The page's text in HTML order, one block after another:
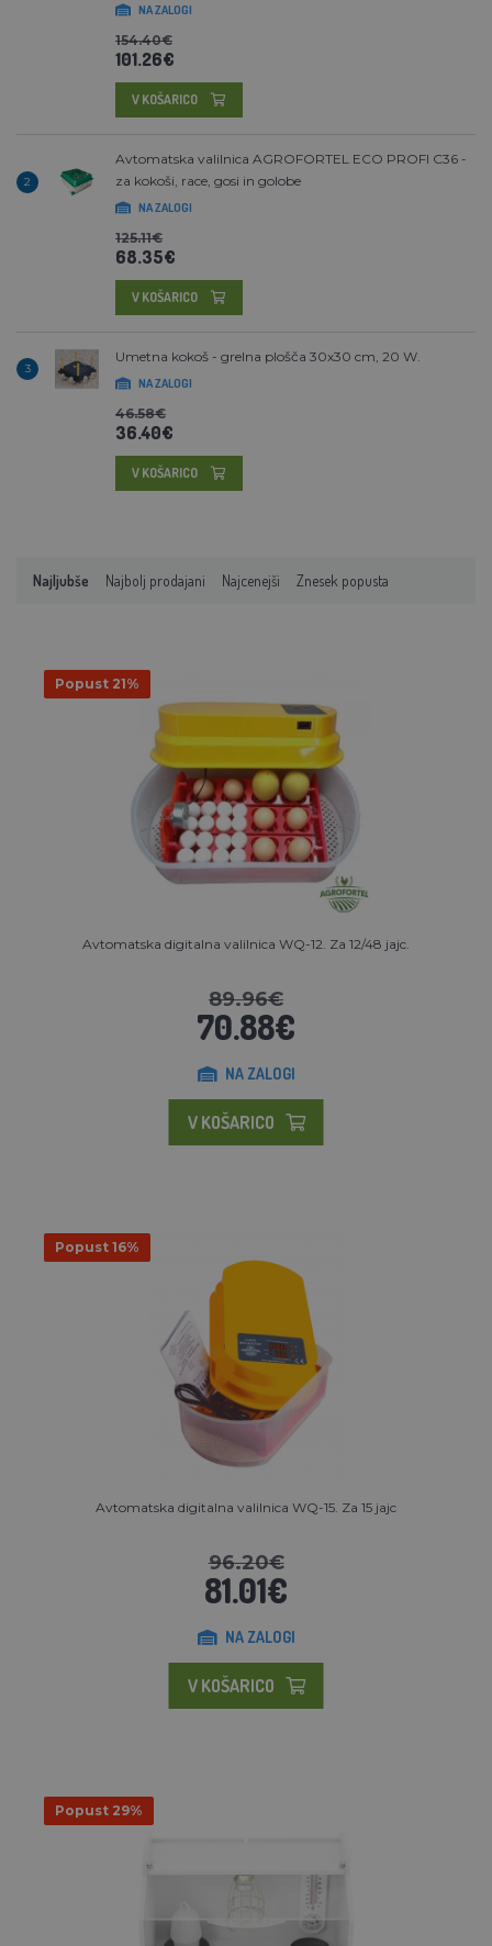
NA ZALOGI
154.40€
101.26€
V KOŠARICO
2
Avtomatska valilnica AGROFORTEL ECO PROFI C36 -
za kokoši, race, gosi in golobe
NA ZALOGI
125.11€
68.35€
V KOŠARICO
3
Umetna kokoš - grelna plošča 30x30 cm, 20 W.
NA ZALOGI
46.58€
36.40€
V KOŠARICO
Najljubše Najbolj prodajani Najcenejši Znesek popusta
Popust 21%
Avtomatska digitalna valilnica WQ-12. Za 12/48 jajc.
89.96€
70.88€
NA ZALOGI
V KOŠARICO
Popust 16%
Avtomatska digitalna valilnica WQ-15. Za 15 jajc
96.20€
81.01€
NA ZALOGI
V KOŠARICO
Popust 29%